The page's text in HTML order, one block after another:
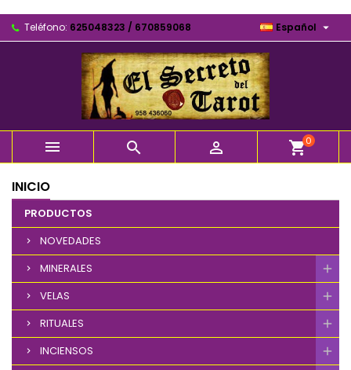
Teléfono: 625048323 / 670859068 Español 
   shopping_cart0
INICIO
PRODUCTOS
NOVEDADES
MINERALES
VELAS
RITUALES
INCIENSOS